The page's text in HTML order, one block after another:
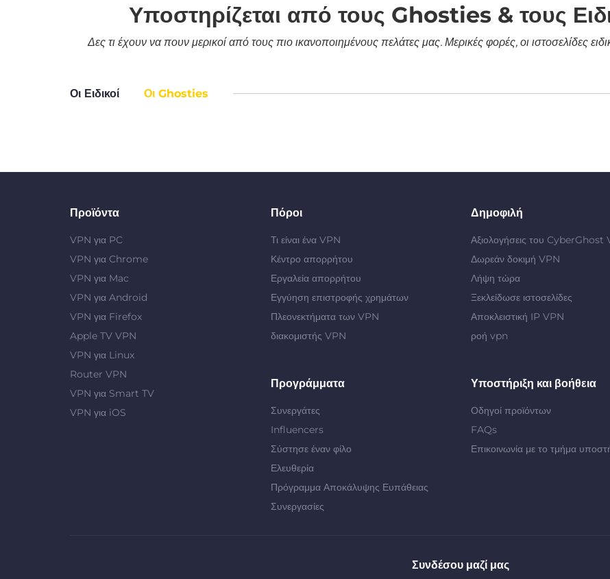
Υποστηρίζεται από τους Ghosties & τους
Δες τι έχουν να πουν μερικοί από τους πιο ικανοποιημένους πελάτες μας. Μερικές φορές, οι ιστοσελίδες
Οι Ειδικοί Οι Ghosties
Προϊόντα
VPN για PC
VPN για Chrome
VPN για Mac
VPN για Android
VPN για Firefox
Apple TV VPN
VPN για Linux
Router VPN
VPN για Smart TV
VPN για iOS
Πόροι
Τι είναι ένα VPN
Κέντρο απορρήτου
Εργαλεία απορρήτου
Εγγύηση επιστροφής χρημάτων
Πλεονεκτήματα των VPN
διακομιστής VPN
Δημοφιλή
Αξιολογήσεις του CyberGhost
Δωρεάν δοκιμή VPN
Λήψη τώρα
Ξεκλείδωσε ιστοσελίδες
Αποκλειστική IP VPN
ροή vpn
Προγράμματα
Συνεργάτες
Influencers
Σύστησε έναν φίλο
Ελευθερία
Πρόγραμμα Αποκάλυψης Ευπάθειας
Συνεργασίες
Υποστήριξη και βοήθεια
Οδηγοί προϊόντων
FAQs
Επικοινωνία με το τμήμα
Συνδέσου μαζί μας